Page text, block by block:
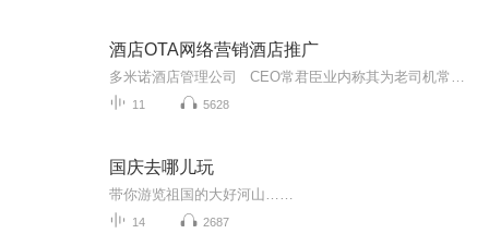
酒店OTA网络营销酒店推广
11 5628
国庆去哪儿玩
带你游览祖国的大好河山……
14 2687